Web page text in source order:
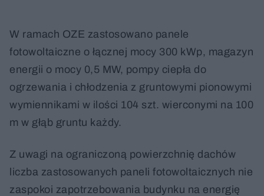
W ramach OZE zastosowano panele
fotowoltaiczne o łącznej mocy 300 kWp, magazyn
energii o mocy 0,5 MW, pompy ciepła do
ogrzewania i chłodzenia z gruntowymi pionowymi
wymiennikami w ilości 104 szt. wierconymi na 100
m w głąb gruntu każdy.
Z uwagi na ograniczoną powierzchnię dachów
liczba zastosowanych paneli fotowoltaicznych nie
zaspokoi zapotrzebowania budynku na energię